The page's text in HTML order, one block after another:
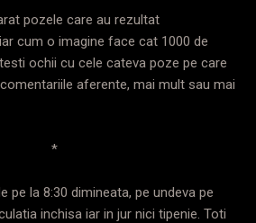
pozele care au rezultat
cum o imagine face cat 1000 de
ochii cu cele cateva poze pe care
aferente, mai mult sau mai
*
pe la 8:30 dimineata, pe undeva pe
inchisa iar in jur nici tipenie. Toti